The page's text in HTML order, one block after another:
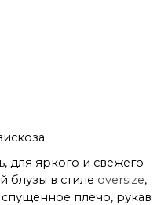
для яркого и свежего
блузы в стиле oversize,
плечо, рукав